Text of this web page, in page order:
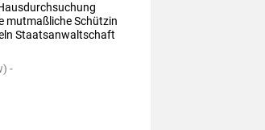
mutmaßliche Schützin
Staatsanwaltschaft
-